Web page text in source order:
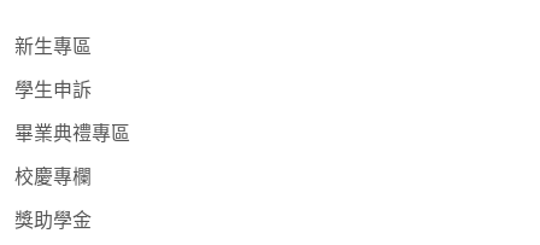
新生專區
學生申訴
畢業典禮專區
校慶專欄
獎助學金